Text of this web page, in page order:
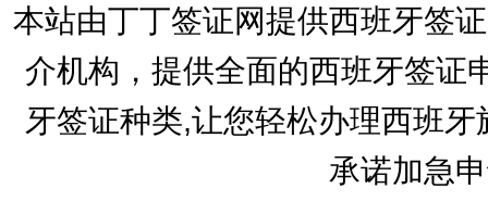
本站由丁丁签证网提供西班牙签
介机构，提供全面的西班牙签证
牙签证种类,让您轻松办理西班
承诺加急